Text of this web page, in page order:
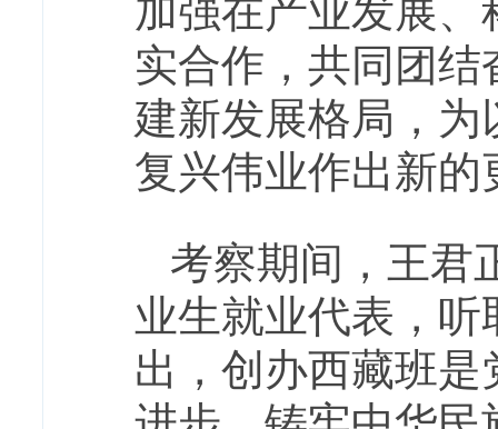
加强在产业发展
实合作，共同团
建新发展格局，
复兴伟业作出新的
考察期间，王君
业生就业代表，
出，创办西藏班